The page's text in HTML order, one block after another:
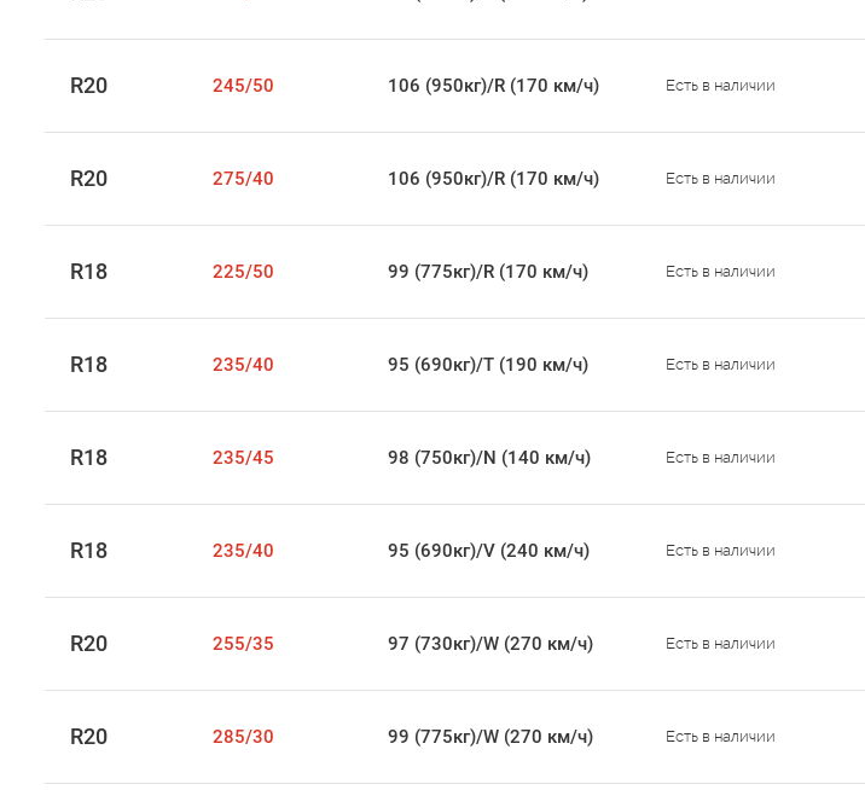
R20 245/50 106 (950кг)/R (170 км/ч) Есть в наличии
R20 275/40 106 (950кг)/R (170 км/ч) Есть в наличии
R18 225/50 99 (775кг)/R (170 км/ч) Есть в наличии
R18 235/40 95 (690кг)/T (190 км/ч) Есть в наличии
R18 235/45 98 (750кг)/N (140 км/ч) Есть в наличии
R18 235/40 95 (690кг)/V (240 км/ч) Есть в наличии
R20 255/35 97 (730кг)/W (270 км/ч) Есть в наличии
R20 285/30 99 (775кг)/W (270 км/ч) Есть в наличии